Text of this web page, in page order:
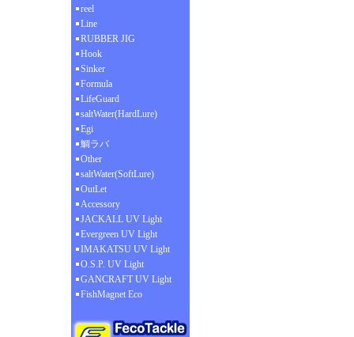
reel
Line
RUBBER JIG
Hook
Sinker
Formula
LifeGuard
saltWater(HardLure)
Egi
鯛ラバ
Other
saltWater(SoftLure)
OutLet
Accessory
JACKALL UV Light
Evergreen UV Light
IMAKATSU UV Light
O.S.P. UV Light
GANCRAFT UV Light
FishMagnet Eco